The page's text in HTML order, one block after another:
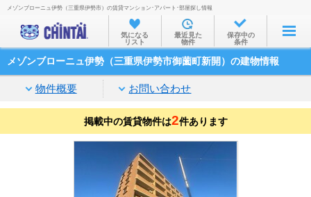
お部屋を探す
沿線・駅から
家賃相場から
通勤通学時間から
不動産会社から
メゾンブローニュ伊勢（三重県伊勢市）の賃貸マンション･アパート･部屋探し情報
気になる
リスト
最近見た
物件
保存中の
条件
メゾンブローニュ伊勢（三重県伊勢市御薗町新開）の建物情報
物件概要 お問い合わせ
掲載中の賃貸物件は2件あります